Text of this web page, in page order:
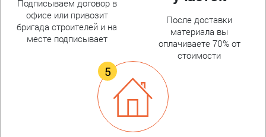
Подписываем договор в
офисе или привозит
бригада строителей и на
месте подписывает
После доставки
материала вы
оплачиваете 70% от
стоимости